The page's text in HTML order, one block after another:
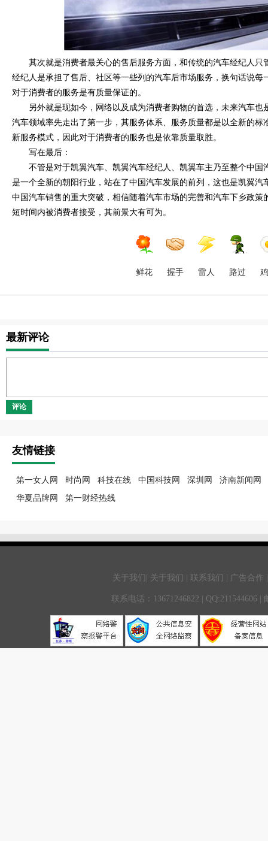
其次就是消费者最关心的售后服务方面，和传统的汽车经纪人只
经纪人是承担了售后、社区等一些列的汽车后市场服务，换句话说每
对于消费者的服务是有质量保证的。
另外就是现如今，网络以及成为消费者购物的首选，未来汽车
汽车领域率先走出了第一步，其服务体系、服务质量都是以全新的标
新服务模式，因此对于消费者的服务也是依靠质量取胜。
写在最后：
不管是对于凯翼汽车、凯翼汽车经纪人、凯翼车主乃至整个中国
是一个全新的朝阳行业，站在了中国汽车发展的前列，这也是凯翼汽
中国汽车销售的重大突破，相信随着汽车市场的完善和汽车下乡政策
短时间内被消费者接受，其前景大有可为。
鲜花 握手 雷人 路过
最新评论
评论
友情链接
第一女人网 时尚网 科技在线 中国科技网 深圳网
济南新闻网
华夏品牌网
第一财经热线
关于我们| 关于我们 | 联系我们 | 广告合作
联系电话：13671246822 | QQ:211544606 |